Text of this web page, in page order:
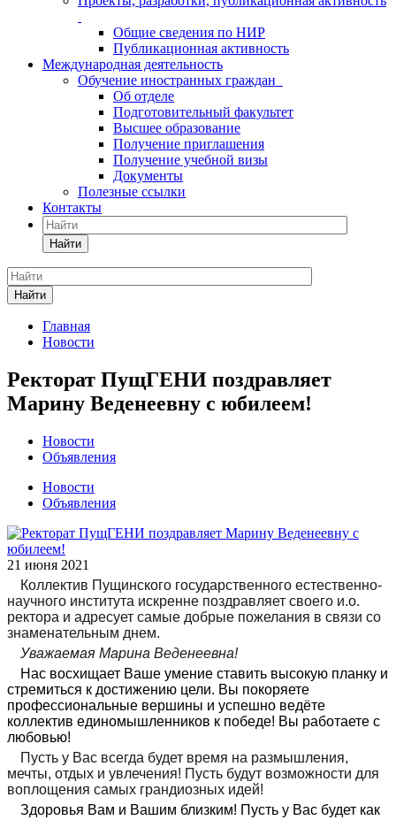
Общие сведения по НИР
Публикационная активность
Международная деятельность
Обучение иностранных граждан
Об отделе
Подготовительный факультет
Высшее образование
Получение приглашения
Получение учебной визы
Документы
Полезные ссылки
Контакты
Найти
Найти
Главная
Новости
Ректорат ПущГЕНИ поздравляет
Марину Веденеевну с юбилеем!
Новости
Объявления
Новости
Объявления
21 июня 2021
Коллектив Пущинского государственного естественно-
научного института искренне поздравляет своего и.о.
ректора и адресует самые добрые пожелания в связи со
знаменательным днем.
Уважаемая Марина Веденеевна!
Нас восхищает Ваше умение ставить высокую планку и
стремиться к достижению цели. Вы покоряете
профессиональные вершины и успешно ведёте
коллектив единомышленников к победе! Вы работаете с
любовью!
Пусть у Вас всегда будет время на размышления,
мечты, отдых и увлечения! Пусть будут возможности для
воплощения самых грандиозных идей!
Здоровья Вам и Вашим близким! Пусть у Вас будет как